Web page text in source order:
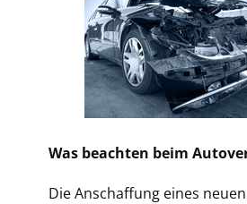
Was beachten beim
Die Anschaffung eines